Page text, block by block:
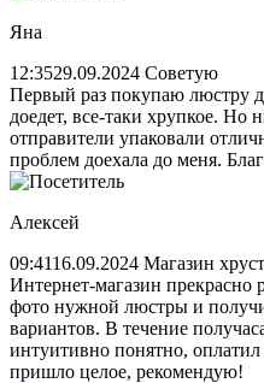
Яна
12:3529.09.2024 Советую
Первый раз покупаю люстру
доедет, все-таки хрупкое. Но
отправители упаковали
проблем доехала до меня.
Алексей
09:4116.09.2024 Магазин
Интернет-магазин прекрасно
фото нужной люстры и
вариантов. В течение
интуитивно понятно,
пришло целое, рекомендую!